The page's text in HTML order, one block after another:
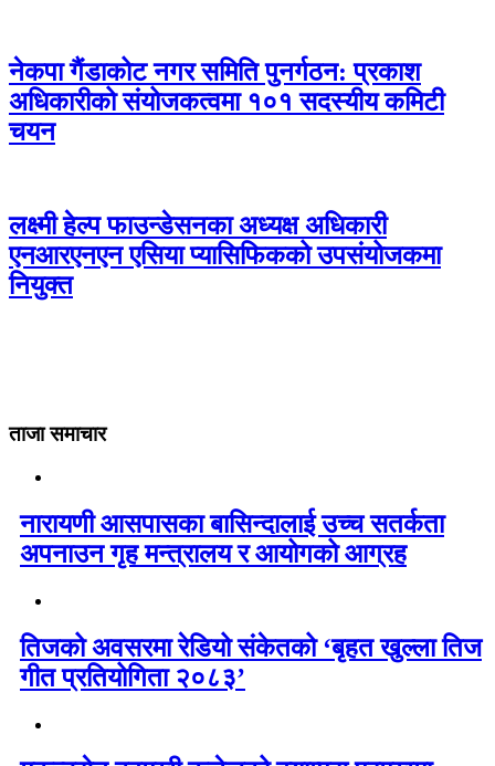
नेकपा गैंडाकोट नगर समिति पुनर्गठन: प्रकाश
अधिकारीको संयोजकत्वमा १०१ सदस्यीय कमिटी
चयन
लक्ष्मी हेल्प फाउन्डेसनका अध्यक्ष अधिकारी
एनआरएनएन एसिया प्यासिफिकको उपसंयोजकमा
नियुक्त
ताजा समाचार
नारायणी आसपासका बासिन्दालाई उच्च सतर्कता
अपनाउन गृह मन्त्रालय र आयोगको आग्रह
तिजको अवसरमा रेडियो संकेतको ‘बृहत खुल्ला तिज
गीत प्रतियोगिता २०८३’